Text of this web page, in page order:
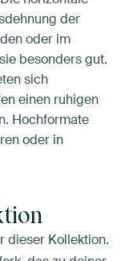
der
oder im
besonders gut.
sich
einen ruhigen
Hochformate
oder in
dieser Kollektion.